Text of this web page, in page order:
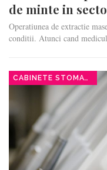
de minte in
Operatiunea de extractie
conditii. Atunci cand
CABINETE STOMATOLOGICE